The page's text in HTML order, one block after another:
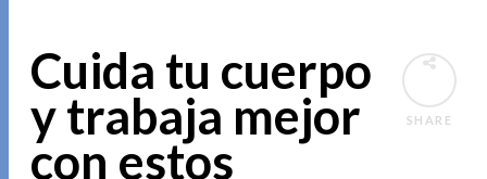
SHARE
Cuida tu cuerpo
y trabaja mejor
con estos